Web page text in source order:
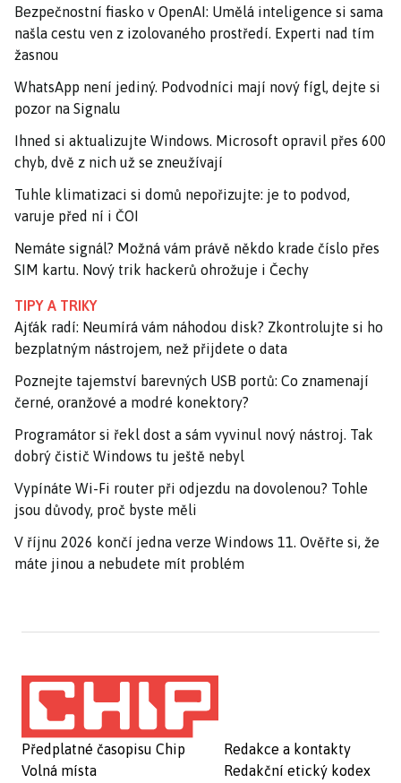
Bezpečnostní fiasko v OpenAI: Umělá inteligence si sama
našla cestu ven z izolovaného prostředí. Experti nad tím
žasnou
WhatsApp není jediný. Podvodníci mají nový fígl, dejte si
pozor na Signalu
Ihned si aktualizujte Windows. Microsoft opravil přes 600
chyb, dvě z nich už se zneužívají
Tuhle klimatizaci si domů nepořizujte: je to podvod,
varuje před ní i ČOI
Nemáte signál? Možná vám právě někdo krade číslo přes
SIM kartu. Nový trik hackerů ohrožuje i Čechy
TIPY A TRIKY
Ajťák radí: Neumírá vám náhodou disk? Zkontrolujte si ho
bezplatným nástrojem, než přijdete o data
Poznejte tajemství barevných USB portů: Co znamenají
černé, oranžové a modré konektory?
Programátor si řekl dost a sám vyvinul nový nástroj. Tak
dobrý čistič Windows tu ještě nebyl
Vypínáte Wi-Fi router při odjezdu na dovolenou? Tohle
jsou důvody, proč byste měli
V říjnu 2026 končí jedna verze Windows 11. Ověřte si, že
máte jinou a nebudete mít problém
Předplatné časopisu Chip
Volná místa
Redakce a kontakty
Redakční etický kodex